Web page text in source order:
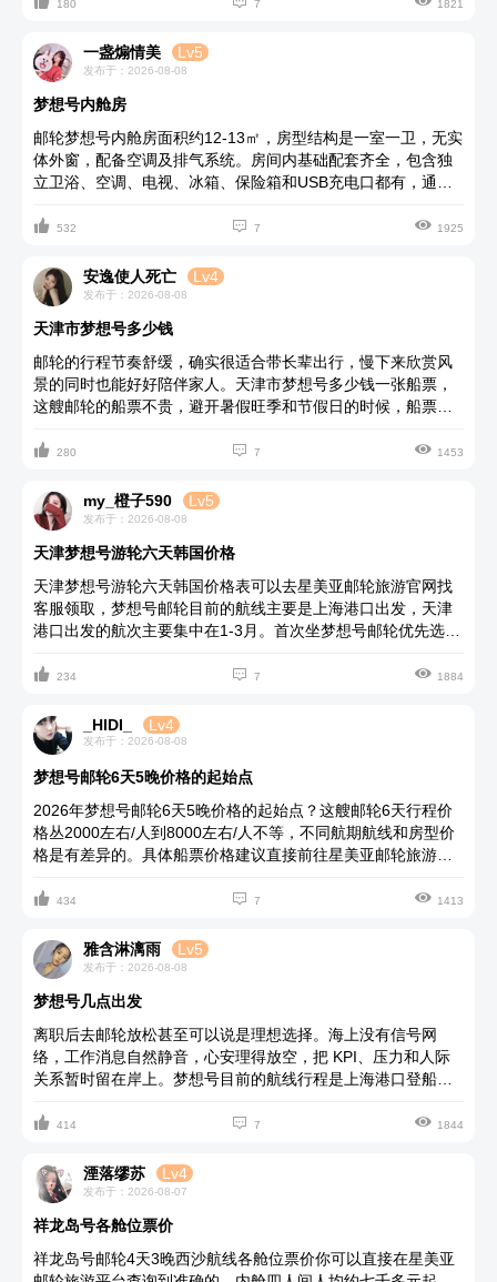
美亚邮轮旅游平台查看。
180 7 1821
一盏煽情美 Lv5
发布于：2026-08-08
梦想号内舱房
邮轮梦想号内舱房面积约12-13㎡，房型结构是一室一卫，无实
体外窗，配备空调及排气系统。房间内基础配套齐全，包含独
立卫浴、空调、电视、冰箱、保险箱和USB充电口都有，通风
这个网站上邮轮的信息全面。理想号邮轮内舱房价格亲民，特
的游客。对于看重性价比、出行预算有限的朋友来说，这款房
型更是优选。
 532  7  1925
安逸使人死亡 Lv4
发布于：2026-08-08
天津市梦想号多少钱
邮轮的行程节奏舒缓，确实很适合带长辈出行，慢下来欣赏风
景的同时也能好好陪伴家人。天津市梦想号多少钱一张船票，
这艘邮轮的船票不贵，避开暑假旺季和节假日的时候，船票价
船的哦。最新的航线价格可以去星美亚邮轮旅游预订中心网站
是提前2-3个月订票，早订价格更划算，也能订到心仪的房型。
我去年年中休假也去了梦想号邮轮，船上的各种设施齐全，服
满。远离了城市喧嚣，沉浸式享受海上慢时光，心情无比的愉
悦。
 280  7  1453
my_橙子590 Lv5
发布于：2026-08-08
天津梦想号游轮六天韩国价格
天津梦想号游轮六天韩国价格表可以去星美亚邮轮旅游官网找
客服领取，梦想号邮轮目前的航线主要是上海港口出发，天津
港口出发的航次主要集中在1-3月。首次坐梦想号邮轮优先选阳
果预算紧可选海景房；内舱房船票价格低，是全船最实惠的房
友。船吃饭有免费餐厅（主餐厅及自助餐厅），费用是含在船
票里，每天三餐和甜品果汁都不用额外付钱；仅特色餐厅和酒
 234  7  1884
_HIDI_ Lv4
发布于：2026-08-08
梦想号邮轮6天5晚价格的起始点
2026年梦想号邮轮6天5晚价格的起始点？这艘邮轮6天行程价
格丛2000左右/人到8000左右/人不等，不同航期航线和房型价
格是有差异的。具体船票价格建议直接前往星美亚邮轮旅游官
余位。梦想号邮轮登船整体流程非常简单，按指引操作即可，
与海关后，即可使用房卡登船了。梦想号邮轮的娱乐设施主打
中西融合娱乐，覆盖演艺、运动亲子和休闲社交，魅力大剧院
电影；还有海景健身房及天际运动场，青少年娱乐场等，每日
也会安排免费的太极拳晨练、舞蹈培训和儿童手绘等活动。
 434  7  1413
雅含淋漓雨 Lv5
发布于：2026-08-08
梦想号几点出发
离职后去邮轮放松甚至可以说是理想选择。海上没有信号网
络，工作消息自然静音，心安理得放空，把 KPI、压力和人际
关系暂时留在岸上。梦想号目前的航线行程是上海港口登船
在差异，所以梦想号几点出发的准确时间你可以提前去星美亚
时到达港口比较合适，预留出充足的时间办理行李托运、通关
安检和登船手续，不用赶时间。如果是首次乘坐邮轮，熟悉流
 414  7  1844
湮落缪苏 Lv4
发布于：2026-08-07
祥龙岛号各舱位票价
祥龙岛号邮轮4天3晚西沙航线各舱位票价你可以直接在星美亚